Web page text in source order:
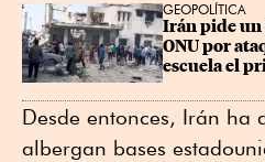
GEOPOLÍTICA
Irán pide un
ONU por
escuela el
Desde entonces, Irán ha
albergan bases